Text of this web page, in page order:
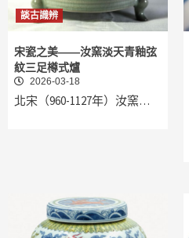
談古識辨
宋瓷之美——汝窯淡天青釉弦
紋三足樽式爐
2026-03-18
北宋（960-1127年）汝窯…